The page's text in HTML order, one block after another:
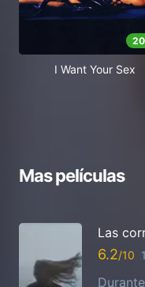
I Want Your Sex
Mas películas
Las
6.2